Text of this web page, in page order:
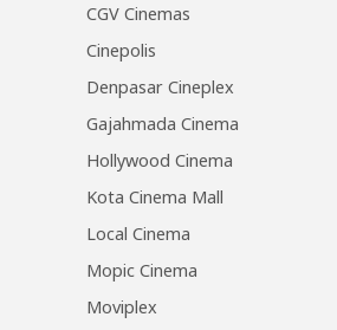
CGV Cinemas
Cinepolis
Denpasar Cineplex
Gajahmada Cinema
Hollywood Cinema
Kota Cinema Mall
Local Cinema
Mopic Cinema
Moviplex